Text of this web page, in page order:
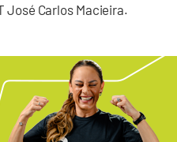
José Carlos Macieira.